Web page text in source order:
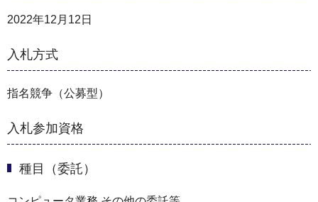
2022年12月12日
入札方式
指名競争（公募型）
入札参加資格
種目（委託）